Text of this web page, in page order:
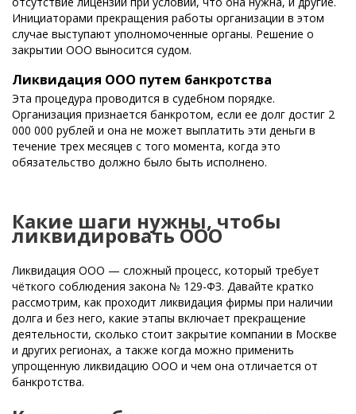
Инициаторами прекращения работы организации в этом
случае выступают уполномоченные органы. Решение о
закрытии ООО выносится судом.
Ликвидация ООО путем банкротства
Эта процедура проводится в судебном порядке.
Организация признается банкротом, если ее долг достиг 2
000 000 рублей и она не может выплатить эти деньги в
течение трех месяцев с того момента, когда это
обязательство должно было быть исполнено.
Какие шаги нужны, чтобы
ликвидировать ООО
Ликвидация ООО — сложный процесс, который требует
чёткого соблюдения закона № 129-ФЗ. Давайте кратко
рассмотрим, как проходит ликвидация фирмы при наличии
долга и без него, какие этапы включает прекращение
деятельности, сколько стоит закрытие компании в Москве
и других регионах, а также когда можно применить
упрощенную ликвидацию ООО и чем она отличается от
банкротства.